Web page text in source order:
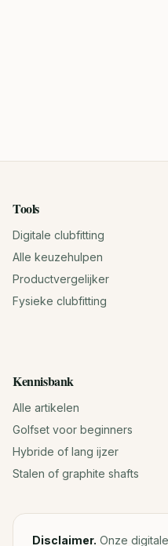
Tools
Digitale clubfitting
Alle keuzehulpen
Productvergelijker
Fysieke clubfitting
Kennisbank
Alle artikelen
Golfset voor beginners
Hybride of lang ijzer
Stalen of graphite shafts
Disclaimer. Onze